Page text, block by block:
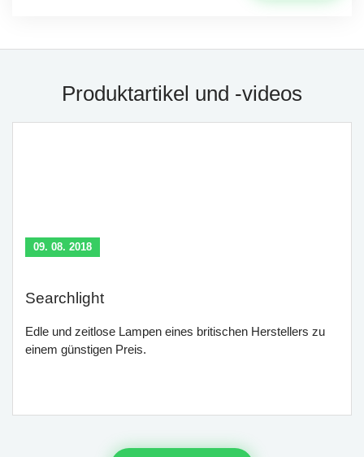
Produktartikel und -videos
09. 08. 2018
Searchlight
Edle und zeitlose Lampen eines britischen Herstellers zu
einem günstigen Preis.